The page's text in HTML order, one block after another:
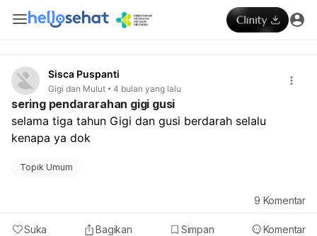
Sisca Puspanti
Gigi dan Mulut 4 bulan yang lalu
sering pendararahan gigi gusi
selama tiga tahun Gigi dan gusi berdarah selalu
kenapa ya dok
Topik Umum
Suka Bagikan Simpan Komentar
9 Komentar